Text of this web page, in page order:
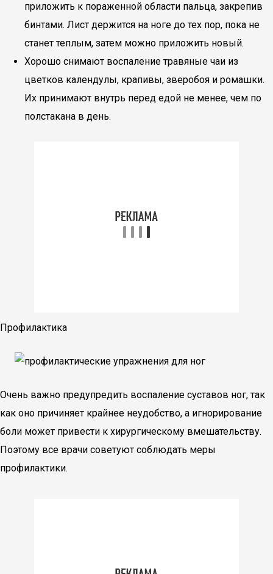
приложить к пораженной области пальца, закрепив
бинтами. Лист держится на ноге до тех пор, пока не
станет теплым, затем можно приложить новый.
Хорошо снимают воспаление травяные чаи из
цветков календулы, крапивы, зверобоя и ромашки.
Их принимают внутрь перед едой не менее, чем по
полстакана в день.
Профилактика
Очень важно предупредить воспаление суставов ног, так
как оно причиняет крайнее неудобство, а игнорирование
боли может привести к хирургическому вмешательству.
Поэтому все врачи советуют соблюдать меры
профилактики.